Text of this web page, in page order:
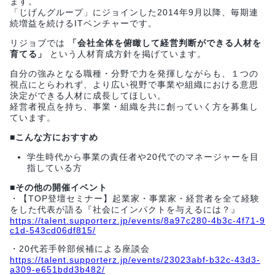
「じげんグループ」にジョインした2014年9月以降、毎期連
続増益を続けるITベンチャーです。
リジョブでは
「会社全体を俯瞰して経営判断ができる人材を
育てる」
という人材育成方針を掲げています。
自分の強みとなる職種・分野で力を発揮しながらも、１つの
視点にとらわれず、より広い視野で事業や組織における意思
決定ができる人材に成長してほしい。
経営者視点を持ち、事業・組織を共に創っていく方を募集し
ています。
■こんな方におすすめ
学生時代から事業の責任者や20代でのマネージャーを目
指している方
■その他の開催イベント
・【TOP登壇セミナー】起業家・事業家・経営者を全て経験
をした代表が語る『社会にインパクトを与えるには？』
https://talent.supporterz.jp/events/8a97c280-4b3c-4f71-9
c1d-543cd06df815/
・20代若手幹部候補による座談会
https://talent.supporterz.jp/events/23023abf-b32c-43d3-
a309-e651bdd3b482/